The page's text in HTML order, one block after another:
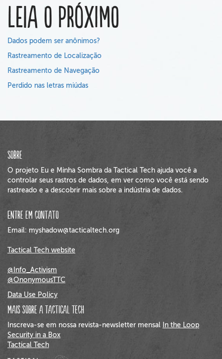
Leia o próximo
Dados podem ser anônimos?
Rastreamento de Localização
Rastreamento de Navegação
Perdido nas letras miúdas
Sobre
O projeto Eu e Minha Sombra da Tactical Tech ajuda você a
controlar seus rastros de dados, em ver como você está sendo
rastreado e a descobrir mais sobre a indústria de dados.
Entre em Contato
Email: myshadow@tacticaltech.org
Tactical Tech website
@Info_Activism
@OnonymousTTC
Data Use Policy
Mais sobre a Tactical Tech
Inscreva-se em nossa revista-newsletter mensal In the Loop
Security in a Box
Tactical Tech